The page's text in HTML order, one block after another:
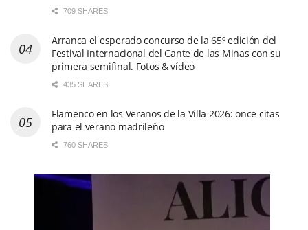
709 SHARES
Arranca el esperado concurso de la 65º edición del
Festival Internacional del Cante de las Minas con su
primera semifinal. Fotos & vídeo
435 SHARES
Flamenco en los Veranos de la Villa 2026: once citas
para el verano madrileño
760 SHARES